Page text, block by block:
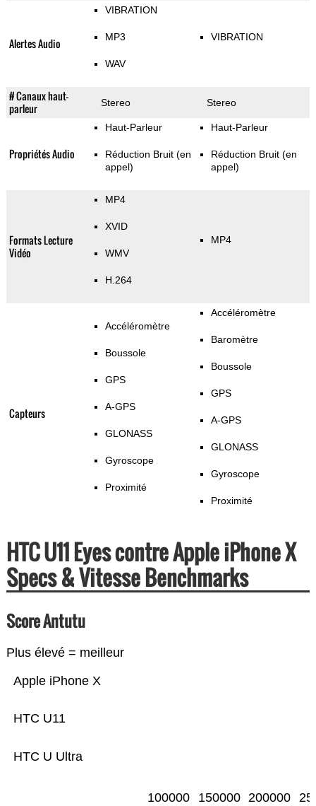
Alertes Audio
VIBRATION
MP3
WAV
VIBRATION
# Canaux haut-
parleur
Stereo Stereo
Propriétés Audio
Haut-Parleur
Réduction Bruit (en
appel)
Haut-Parleur
Réduction Bruit (en
appel)
Formats Lecture
Vidéo
MP4
XVID
WMV
H.264
MP4
Capteurs
Accéléromètre
Boussole
GPS
A-GPS
GLONASS
Gyroscope
Proximité
Accéléromètre
Baromètre
Boussole
GPS
A-GPS
GLONASS
Gyroscope
Proximité
HTC U11 Eyes contre Apple iPhone X
Specs & Vitesse Benchmarks
Score Antutu
Plus élevé = meilleur
HTC U Ultra
HTC U11
Apple iPhone X
100000 150000 200000